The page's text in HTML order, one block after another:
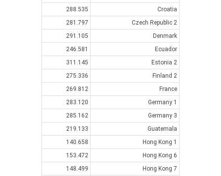
Croatia
288.535
Czech Republic 2
281.797
Denmark
291.105
Ecuador
246.581
Estonia 2
311.145
Finland 2
275.336
France
269.812
Germany 1
283.120
Germany 3
285.162
Guatemala
219.133
Hong Kong 1
140.658
Hong Kong 6
153.472
Hong Kong 7
148.499